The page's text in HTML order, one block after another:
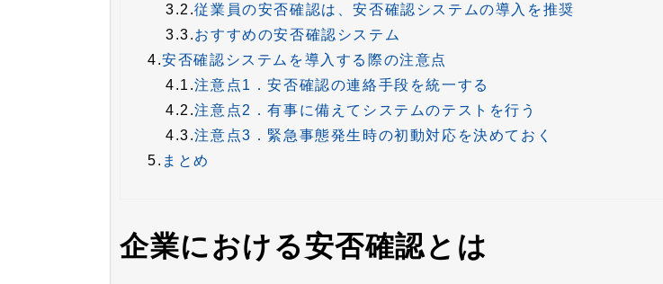
3.2.従業員の安否確認は、安否確認システムの導入を推奨
3.3.おすすめの安否確認システム
4.安否確認システムを導入する際の注意点
4.1.注意点1．安否確認の連絡手段を統一する
4.2.注意点2．有事に備えてシステムのテストを行う
4.3.注意点3．緊急事態発生時の初動対応を決めておく
5. まとめ
企業における安否確認とは